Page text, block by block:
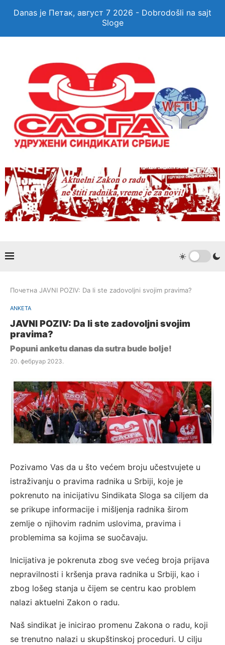
Danas je Петак, август 7 2026 - Dobrodošli na sajt
Sloge
Почетна JAVNI POZIV: Da li ste zadovoljni svojim pravima?
ANKETA
JAVNI POZIV: Da li ste zadovoljni svojim
pravima?
Popuni anketu danas da sutra bude bolje!
20. фебруар 2023.
Pozivamo Vas da u što većem broju učestvujete u
istraživanju o pravima radnika u Srbiji, koje je
pokrenuto na inicijativu Sindikata Sloga sa ciljem da
se prikupe informacije i mišljenja radnika širom
zemlje o njihovim radnim uslovima, pravima i
problemima sa kojima se suočavaju.
Inicijativa je pokrenuta zbog sve većeg broja prijava
nepravilnosti i kršenja prava radnika u Srbiji, kao i
zbog lošeg stanja u čijem se centru kao problem
nalazi aktuelni Zakon o radu.
Naš sindikat je inicirao promenu Zakona o radu, koji
se trenutno nalazi u skupštinskoj proceduri. U cilju